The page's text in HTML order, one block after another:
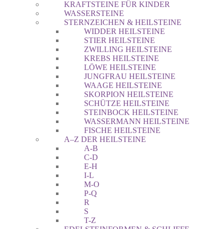
KRAFTSTEINE FÜR KINDER
WASSERSTEINE
STERNZEICHEN & HEILSTEINE
WIDDER HEILSTEINE
STIER HEILSTEINE
ZWILLING HEILSTEINE
KREBS HEILSTEINE
LÖWE HEILSTEINE
JUNGFRAU HEILSTEINE
WAAGE HEILSTEINE
SKORPION HEILSTEINE
SCHÜTZE HEILSTEINE
STEINBOCK HEILSTEINE
WASSERMANN HEILSTEINE
FISCHE HEILSTEINE
A–Z DER HEILSTEINE
A-B
C-D
E-H
I-L
M-O
P-Q
R
S
T-Z